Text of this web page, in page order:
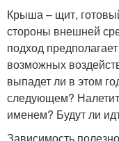
Крыша – щит,
стороны внешней
подход
возможных
выпадет ли в этом
следующем?
именем? Будут ли